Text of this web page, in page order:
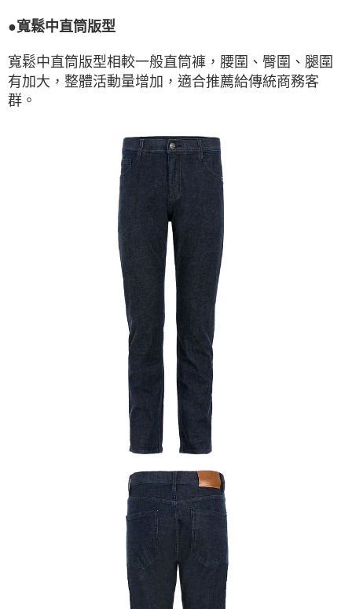
●寬鬆中直筒版型
寬鬆中直筒版型相較一般直筒褲，腰圍、臀圍、腿圍
有加大，整體活動量增加，適合推薦給傳統商務客
群。